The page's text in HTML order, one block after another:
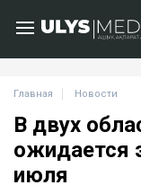
Главная Новости
В двух
ожидается
июля